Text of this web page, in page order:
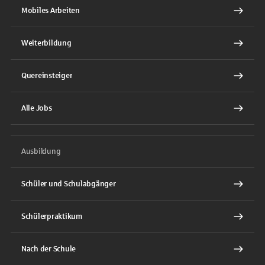
Mobiles Arbeiten
Weiterbildung
Quereinsteiger
Alle Jobs
Ausbildung
Schüler und Schulabgänger
Schülerpraktikum
Nach der Schule